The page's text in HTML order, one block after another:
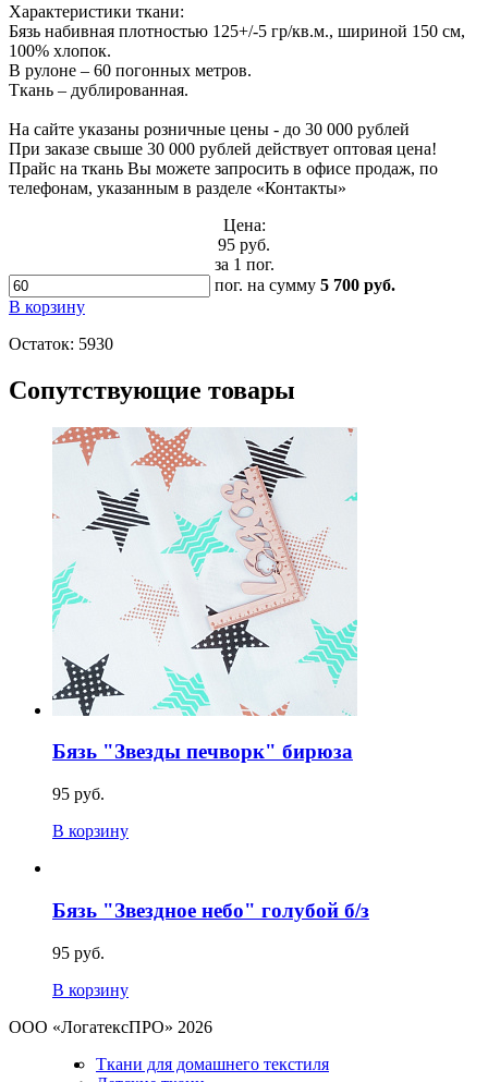
Характеристики ткани:
Бязь набивная плотностью 125+/-5 гр/кв.м., шириной 150 см,
100% хлопок.
В рулоне – 60 погонных метров.
Ткань – дублированная.
На сайте указаны розничные цены - до 30 000 рублей
При заказе свыше 30 000 рублей действует оптовая цена!
Прайс на ткань Вы можете запросить в офисе продаж, по
телефонам, указанным в разделе «Контакты»
Цена:
95 руб.
за 1 пог.
пог. на сумму 5 700 руб.
В корзину
Остаток: 5930
Сопутствующие товары
Бязь "Звезды печворк" бирюза
95 руб.
В корзину
Бязь "Звездное небо" голубой б/з
95 руб.
В корзину
ООО «ЛогатексПРО» 2026
Ткани для домашнего текстиля